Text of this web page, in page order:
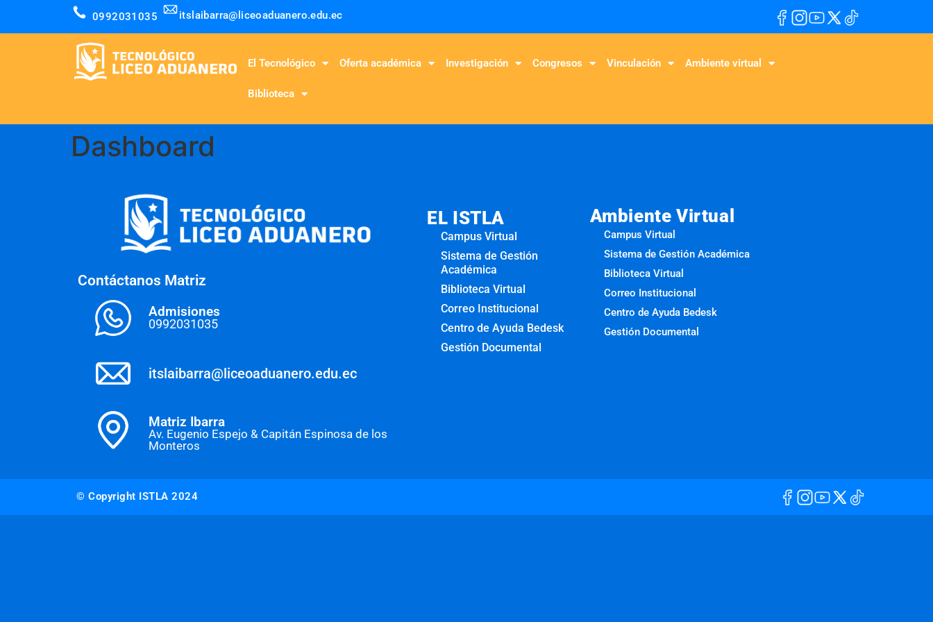
0992031035 itslaibarra@liceoaduanero.edu.ec
El Tecnológico Oferta académica Investigación Congresos Vinculación Ambiente virtual
Biblioteca
Dashboard
Contáctanos Matriz
Admisiones
0992031035
itslaibarra@liceoaduanero.edu.ec
Matriz Ibarra
Av. Eugenio Espejo & Capitán Espinosa de los
Monteros
EL ISTLA
Campus Virtual
Sistema de Gestión
Académica
Biblioteca Virtual
Correo Institucional
Centro de Ayuda Bedesk
Gestión Documental
Ambiente Virtual
Campus Virtual
Sistema de Gestión Académica
Biblioteca Virtual
Correo Institucional
Centro de Ayuda Bedesk
Gestión Documental
© Copyright ISTLA 2024